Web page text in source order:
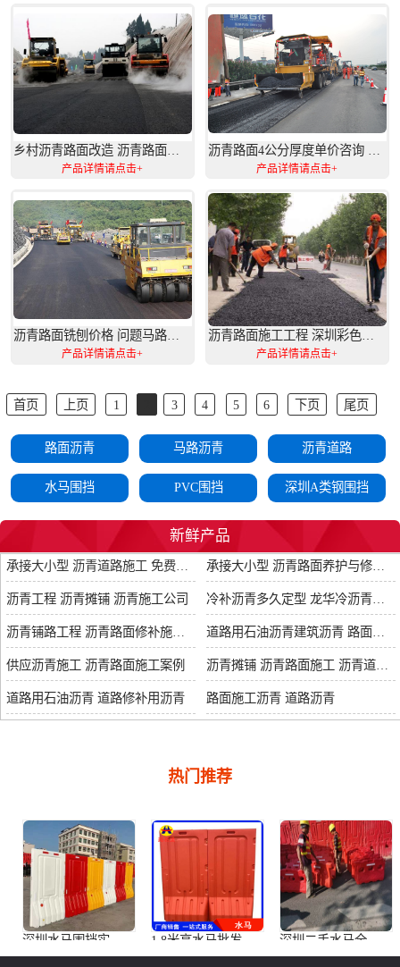
产品详情请点击+ 产品详情请点击+
沥青路面铣刨价格 问题马路处理 上门服务
产品详情请点击+
沥青路面施工工程 深圳彩色沥青 路面修复改造工程
产品详情请点击+
首页 上页 1 3 4 5 6 下页 尾页
路面沥青 马路沥青 沥青道路
水马围挡 PVC围挡 深圳A类钢围挡
塑料护栏 铁马护栏
网片基坑护栏
新鲜产品
沥青工程 沥青摊铺 沥青施工公司
供应沥青施工 沥青路面施工案例
道路用石油沥青 道路修补用沥青 路面施工沥青 道路沥青
热门推荐
深圳水马围挡实力厂家 水马定制 水马批发 1.8米高水马批发 路易通防撞水马 水马作用说明 深圳二手水马全网比价 水马大量供应